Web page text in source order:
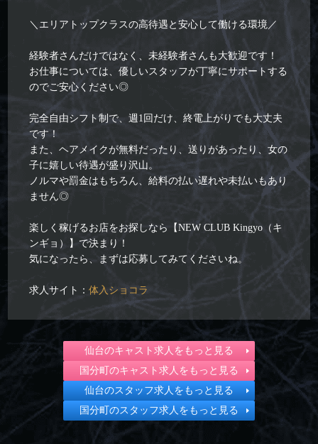
＼エリアトップクラスの高待遇と安心して働ける環境／
経験者さんだけではなく、未経験者さんも大歓迎です！
お仕事については、優しいスタッフが丁寧にサポートする
のでご安心ください◎
完全自由シフト制で、週1回だけ、終電上がりでも大丈夫
です！
また、ヘアメイクが無料だったり、送りがあったり、女の
子に嬉しい待遇が盛り沢山。
ノルマや罰金はもちろん、給料の払い遅れや未払いもあり
ません◎
楽しく稼げるお店をお探しなら【NEW CLUB Kingyo（キ
ンギョ）】で決まり！
気になったら、まずは応募してみてくださいね。
求人サイト：体入ショコラ
仙台のキャスト求人をもっと見る
国分町のキャスト求人をもっと見る
仙台のスタッフ求人をもっと見る
国分町のスタッフ求人をもっと見る